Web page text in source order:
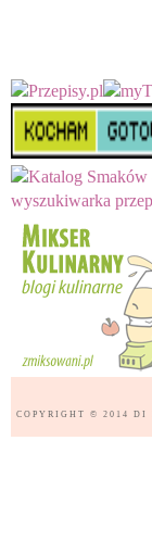
COPYRIGHT © 2014 DI